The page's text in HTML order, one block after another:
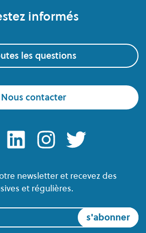
informés
les questions
Nous contacter
linkedin instagramtwitter
newsletter et recevez des
et régulières.